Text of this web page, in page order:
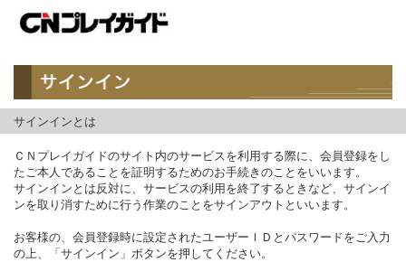
サインインとは
ＣＮプレイガイドのサイト内のサービスを利用する際に、会員登録をし
たご本人であることを証明するためのお手続きのことをいいます。
サインインとは反対に、サービスの利用を終了するときなど、サインイ
ンを取り消すために行う作業のことをサインアウトといいます。
お客様の、会員登録時に設定されたユーザーＩＤとパスワードをご入力
の上、「サインイン」ボタンを押してください。